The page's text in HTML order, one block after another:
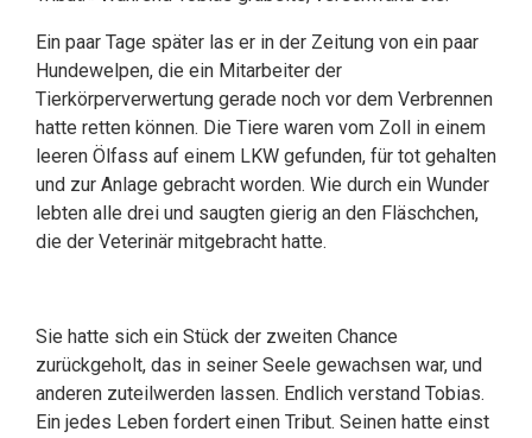
Ein paar Tage später las er in der Zeitung von ein paar
Hundewelpen, die ein Mitarbeiter der
Tierkörperverwertung gerade noch vor dem Verbrennen
hatte retten können. Die Tiere waren vom Zoll in einem
leeren Ölfass auf einem LKW gefunden, für tot gehalten
und zur Anlage gebracht worden. Wie durch ein Wunder
lebten alle drei und saugten gierig an den Fläschchen,
die der Veterinär mitgebracht hatte.
Sie hatte sich ein Stück der zweiten Chance
zurückgeholt, das in seiner Seele gewachsen war, und
anderen zuteilwerden lassen. Endlich verstand Tobias.
Ein jedes Leben fordert einen Tribut. Seinen hatte einst